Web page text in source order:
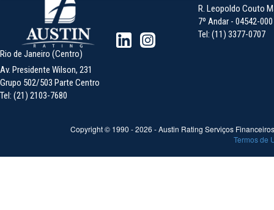
R. Leopoldo Couto
7º Andar - 04542-
Tel: (11) 3377-0707
Rio de Janeiro (Centro)
Av. Presidente Wilson, 231
Grupo 502/503 Parte Centro
Tel: (21) 2103-7680
Copyright © 1990 -2026 - Austin Rating Serviços
Termos de